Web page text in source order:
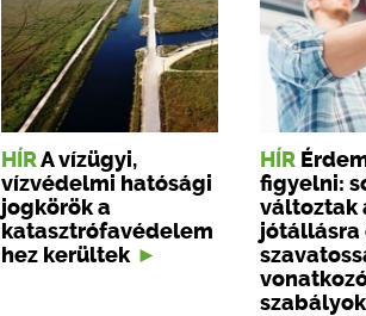
HÍRA vízügyi,
vízvédelmi hatósági
jogkörök a
katasztrófavédelem
hez kerültek
HÍR
figyelni:
változtak
jótállásra